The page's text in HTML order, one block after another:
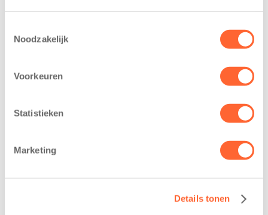
Noodzakelijk
Voorkeuren
Statistieken
Marketing
Details tonen
Westerburcht in
voor de Kids First
kregen een…
Leeuwarden Zuid.